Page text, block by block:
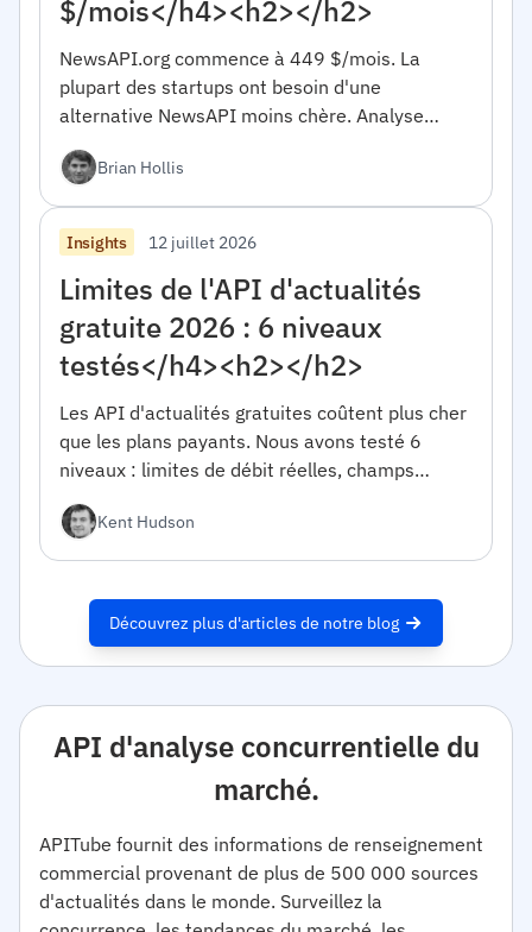
$/mois</h4><h2></h2>
NewsAPI.org commence à 449 $/mois. La
plupart des startups ont besoin d'une
alternative NewsAPI moins chère. Analyse
migration en 10 minutes.</h4><h2></h2>
Brian Hollis
Insights 12 juillet 2026
Limites de l'API d'actualités
gratuite 2026 : 6 niveaux
testés</h4><h2></h2>
Les API d'actualités gratuites coûtent plus cher
que les plans payants. Nous avons testé 6
niveaux : limites de débit réelles, champs
décisionnel à l'intérieur.
Kent Hudson
Découvrez plus d'articles de notre blog
API d'analyse concurrentielle du
marché.
APITube fournit des informations de renseignement
commercial provenant de plus de 500 000 sources
d'actualités dans le monde. Surveillez la